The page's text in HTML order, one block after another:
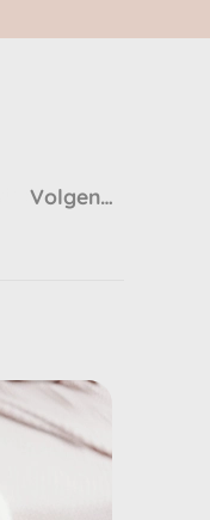
Volgende